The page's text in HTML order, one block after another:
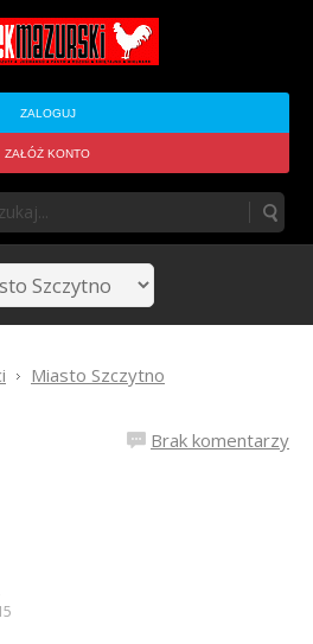
ZALOGUJ
ZAŁÓŻ KONTO
Miasto Szczytno
Brak komentarzy